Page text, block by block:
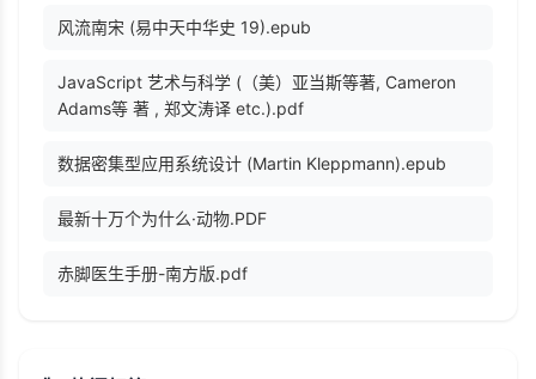
风流南宋 (易中天中华史 19).epub
JavaScript 艺术与科学 (（美）亚当斯等著, Cameron
Adams等 著 , 郑文涛译 etc.).pdf
数据密集型应用系统设计 (Martin Kleppmann).epub
最新十万个为什么·动物.PDF
赤脚医生手册-南方版.pdf